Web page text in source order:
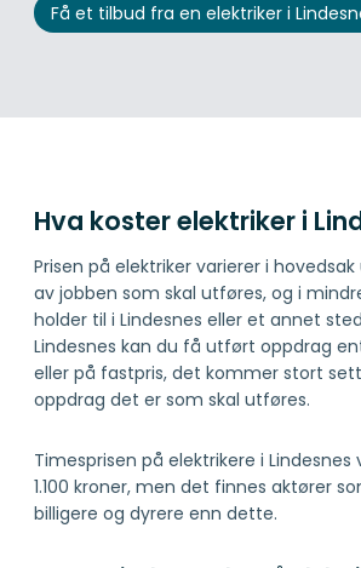
Få et tilbud fra en elektriker i
Hva koster elektriker i
Prisen på elektriker varierer i
av jobben som skal utføres, og i
holder til i Lindesnes eller et annet
Lindesnes kan du få utført oppdrag
eller på fastpris, det kommer stort
oppdrag det er som skal utføres.
Timesprisen på elektrikere i
1.100 kroner, men det finnes aktører
billigere og dyrere enn dette.